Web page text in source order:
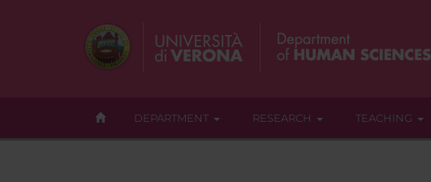
DEPARTMENT RESEARCH TEACHING